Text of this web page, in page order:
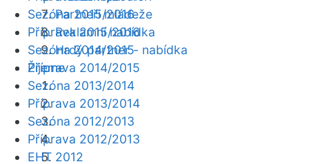
Partneři mládeže
Reklamní nabídka
Hrdý partner - nabídka
Žijeme
Sezóna 2015/2016
Příprava 2015/2016
Sezóna 2014/2015
Příprava 2014/2015
Sezóna 2013/2014
Příprava 2013/2014
Sezóna 2012/2013
Příprava 2012/2013
EHT 2012